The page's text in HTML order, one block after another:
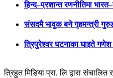
हिन्द–प्रशान्त रणनीतिमा
संसदमै भावुक बने गृहमन्त्री
त्रिपुरेश्वर घटनाका घाइते
त्रिहुत मिडिया प्रा. लि द्वारा